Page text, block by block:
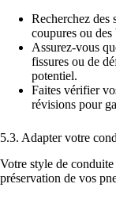
Recherchez des
coupures ou des
Assurez-vous
fissures ou de
potentiel.
Faites vérifier
révisions pour
5.3. Adapter votre
Votre style de
préservation de vos